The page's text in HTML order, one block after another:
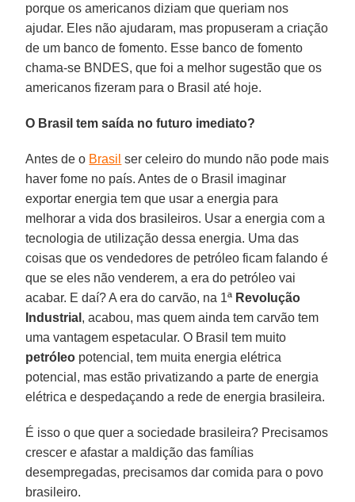
porque os americanos diziam que queriam nos
ajudar. Eles não ajudaram, mas propuseram a criação
de um banco de fomento. Esse banco de fomento
chama-se BNDES, que foi a melhor sugestão que os
americanos fizeram para o Brasil até hoje.
O Brasil tem saída no futuro imediato?
Antes de o Brasil ser celeiro do mundo não pode mais
haver fome no país. Antes de o Brasil imaginar
exportar energia tem que usar a energia para
melhorar a vida dos brasileiros. Usar a energia com a
tecnologia de utilização dessa energia. Uma das
coisas que os vendedores de petróleo ficam falando é
que se eles não venderem, a era do petróleo vai
acabar. E daí? A era do carvão, na 1ª Revolução
Industrial , acabou, mas quem ainda tem carvão tem
uma vantagem espetacular. O Brasil tem muito
petróleo potencial, tem muita energia elétrica
potencial, mas estão privatizando a parte de energia
elétrica e despedaçando a rede de energia brasileira.
É isso o que quer a sociedade brasileira? Precisamos
crescer e afastar a maldição das famílias
desempregadas, precisamos dar comida para o povo
brasileiro.